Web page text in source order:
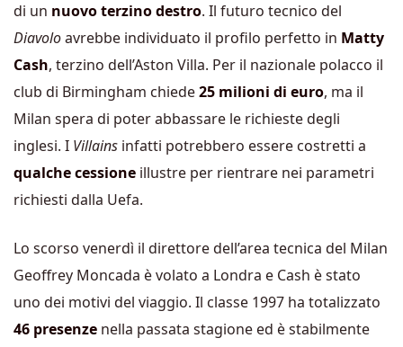
di un nuovo terzino destro. Il futuro tecnico del
Diavoloavrebbe individuato il profilo perfetto in Matty
Cash, terzino dell’Aston Villa. Per il nazionale polacco il
club di Birmingham chiede25 milioni di euro, ma il
Milan spera di poter abbassare le richieste degli
inglesi. I Villains infatti potrebbero essere costretti a
qualche cessione illustre per rientrare nei parametri
richiesti dalla Uefa.
Lo scorso venerdì il direttore dell’area tecnica del Milan
Geoffrey Moncada è volato a Londra e Cash è stato
uno dei motivi del viaggio. Il classe 1997 ha totalizzato
46 presenze nella passata stagione ed è stabilmente